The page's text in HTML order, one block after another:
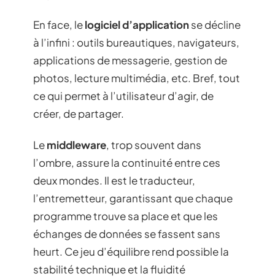
En face, lelogiciel d’applicationse décline
à l’infini : outils bureautiques, navigateurs,
applications de messagerie, gestion de
photos, lecture multimédia, etc. Bref, tout
ce qui permet à l’utilisateur d’agir, de
créer, de partager.
Lemiddleware, trop souvent dans
l’ombre, assure la continuité entre ces
deux mondes. Il est le traducteur,
l’entremetteur, garantissant que chaque
programme trouve sa place et que les
échanges de données se fassent sans
heurt. Ce jeu d’équilibre rend possible la
stabilité technique et la fluidité